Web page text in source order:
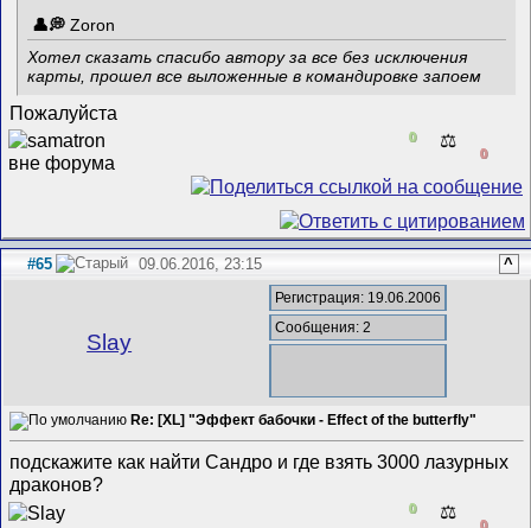
Zoron
Хотел сказать спасибо автору за все без исключения
карты, прошел все выложенные в командировке запоем
Пожалуйста
0 ⚖️
0
#65 09.06.2016, 23:15 ^
Slay
Регистрация: 19.06.2006
Сообщения: 2
Re: [XL] "Эффект бабочки - Effect of the butterfly"
подскажите как найти Сандро и где взять 3000 лазурных
драконов?
0 ⚖️
0